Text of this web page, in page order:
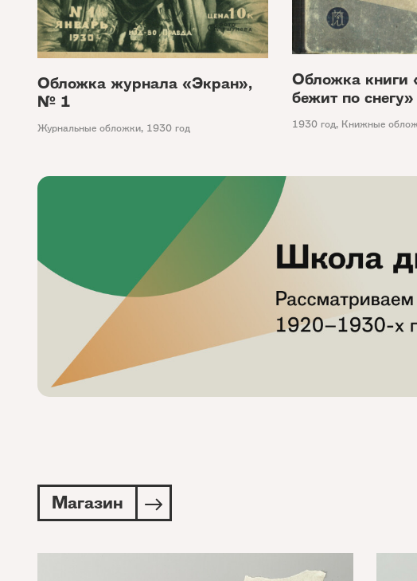
Обложка книги
бежит по снегу»
1930 год, Книжные
Обложка журнала «Экран»,
№ 1
Журнальные обложки, 1930 год
Магазин